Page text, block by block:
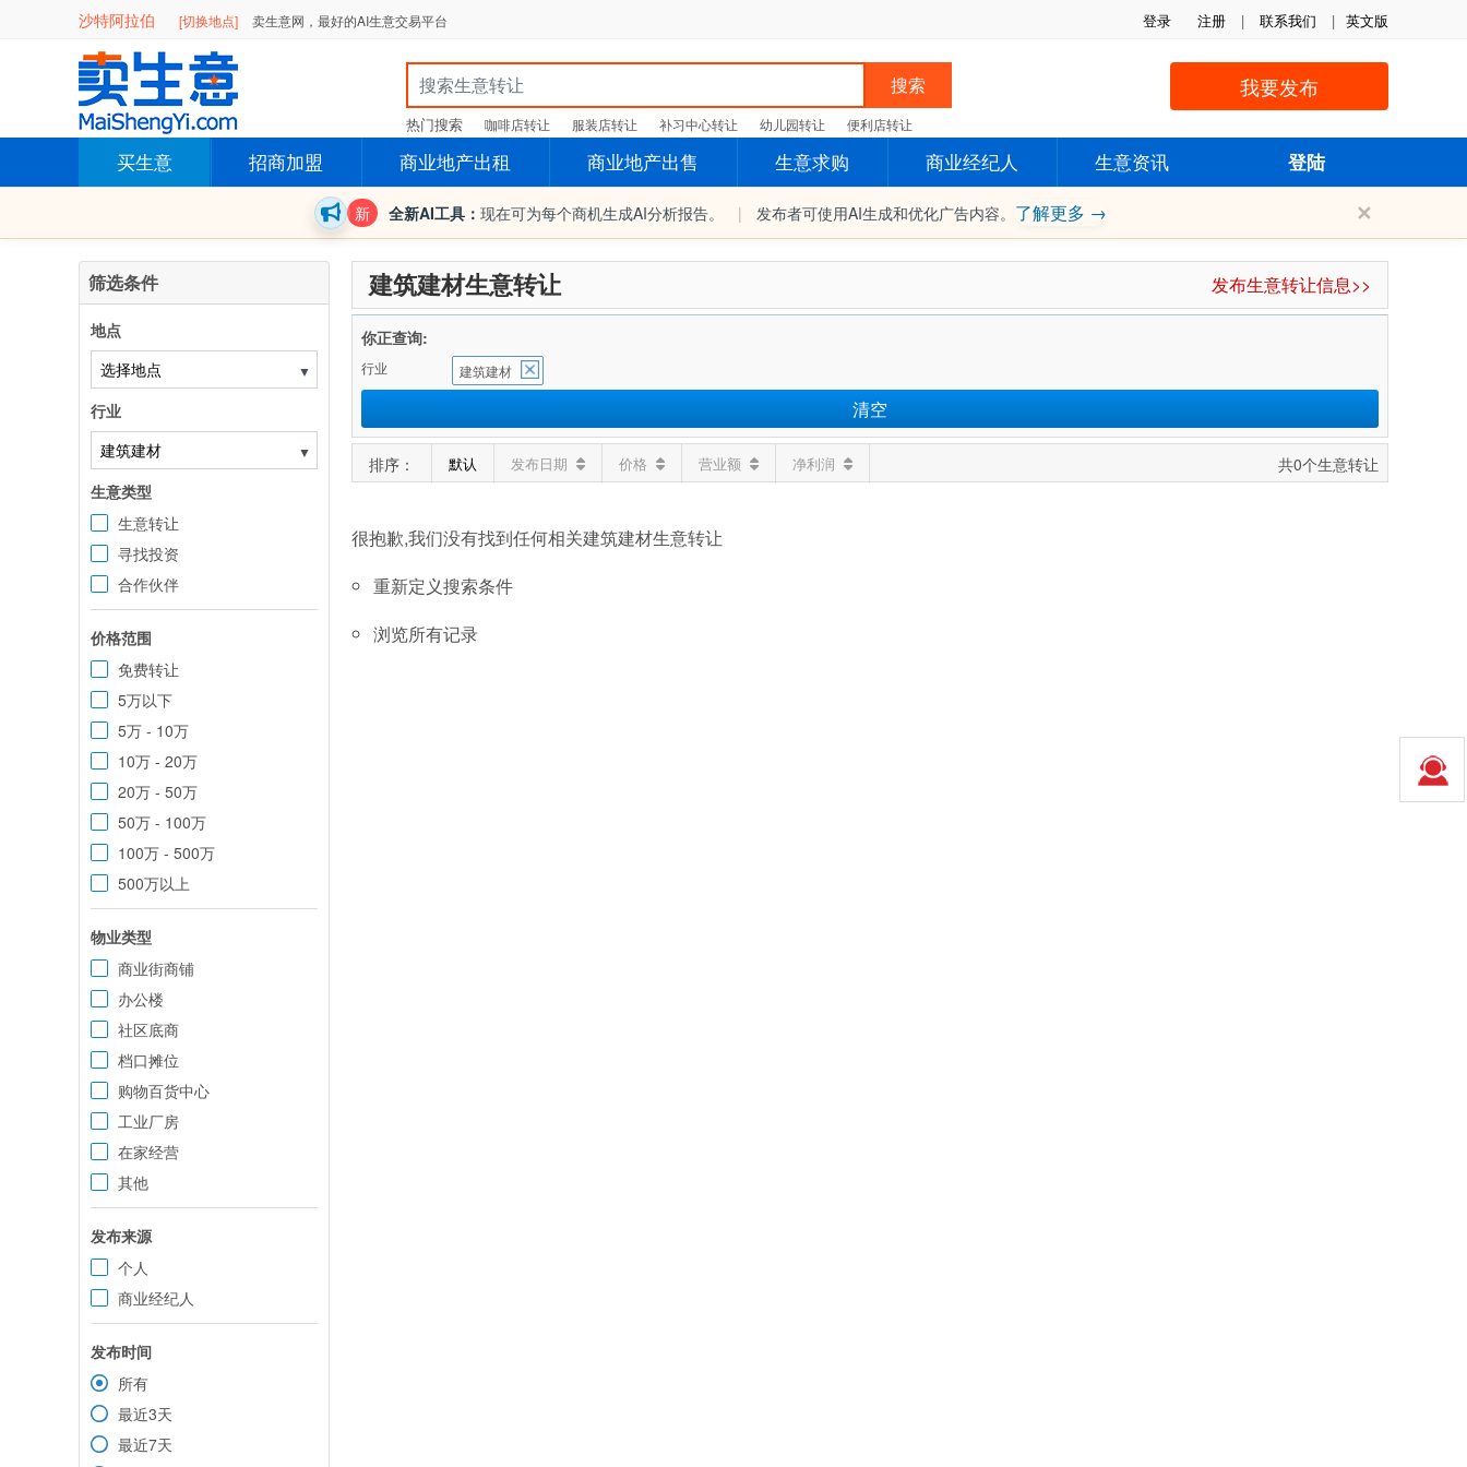
登录 注册 | 联系我们 | 英文版
沙特阿拉伯 [切换地点] 卖生意网，最好的AI生意交易平台
我要发布
搜索
热门搜索 咖啡店转让 服装店转让 补习中心转让 幼儿园转让 便利店转让
买生意 招商加盟 商业地产出租 商业地产出售 生意求购 商业经纪人 生意资讯 登陆
新 全新AI工具：现在可为每个商机生成AI分析报告。 | 发布者可使用AI生成和优化广告内容。 了解更多 → ✕
筛选条件
地点
▼
行业
▼
生意类型
生意转让
寻找投资
合作伙伴
价格范围
免费转让
5万以下
5万 - 10万
10万 - 20万
20万 - 50万
50万 - 100万
100万 - 500万
500万以上
物业类型
商业街商铺
办公楼
社区底商
档口摊位
购物百货中心
工业厂房
在家经营
其他
发布来源
个人
商业经纪人
发布时间
所有
最近3天
最近7天
建筑建材生意转让 发布生意转让信息>>
你正查询:
行业 建筑建材
清空
排序： 默认 发布日期 价格 营业额 净利润 共0个生意转让
很抱歉,我们没有找到任何相关建筑建材生意转让
重新定义搜索条件
浏览所有记录